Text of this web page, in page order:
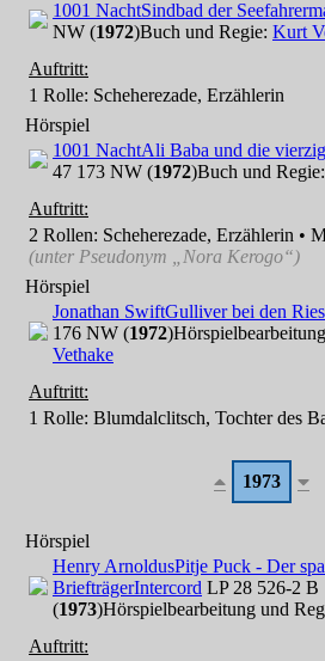
1001 NachtSindbad der Seefahrer
NW (1972)Buch und Regie: Kurt
Auftritt:
1 Rolle: Scheherezade, Erzählerin
Hörspiel
1001 NachtAli Baba und die
47 173 NW (1972)Buch und Regie:
Auftritt:
2 Rollen: Scheherezade, Erzählerin •
(unter Pseudonym
„Nora Kerogo“)
Hörspiel
Jonathan SwiftGulliver bei den
176 NW (1972)
Vethake
Auftritt:
1 Rolle: Blumdalclitsch, Tochter des
1973
Hörspiel
Henry ArnoldusPitje Puck - Der
BriefträgerIntercord LP 28 526-2 B
(1973)Hörspielbearbeitung und
Auftritt: